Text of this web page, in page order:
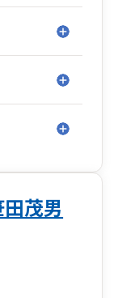
ます 。
希望を後押
訪問型なら
ともに育て
茂男